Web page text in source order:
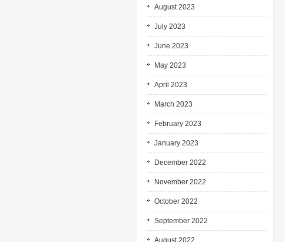
August 2023
July 2023
June 2023
May 2023
April 2023
March 2023
February 2023
January 2023
December 2022
November 2022
October 2022
September 2022
August 2022